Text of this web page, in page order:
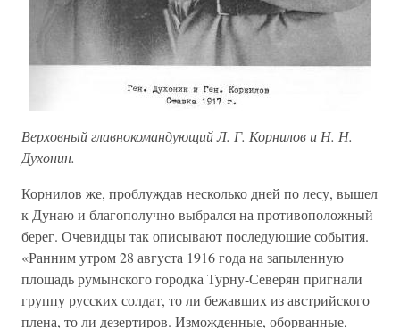
Верховный главнокомандующий Л. Г. Корнилов и Н. Н.
Духонин.
Корнилов же, проблуждав несколько дней по лесу, вышел
к Дунаю и благополучно выбрался на противоположный
берег. Очевидцы так описывают последующие события.
«Ранним утром 28 августа 1916 года на запыленную
площадь румынского городка Турну-Северян пригнали
группу русских солдат, то ли бежавших из австрийского
плена, то ли дезертиров. Изможденные, оборванные,